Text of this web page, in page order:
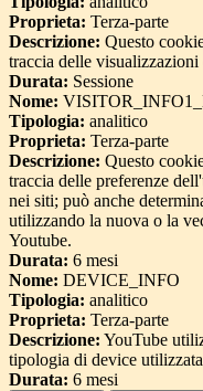
Proprieta: Terza-parte
Descrizione: Questo
traccia delle
Durata: Sessione
Nome:
Tipologia: analitico
Proprieta: Terza-parte
Descrizione: Questo
traccia delle preferenze
nei siti; può anche
utilizzando la nuova o la
Youtube.
Durata: 6 mesi
Nome: DEVICE_INFO
Tipologia: analitico
Proprieta: Terza-parte
Descrizione: YouTube
tipologia di device
Durata: 6 mesi